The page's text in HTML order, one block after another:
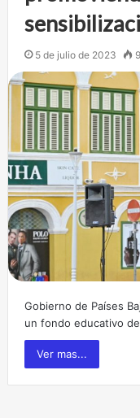
5 de julio de 2023
Gobierno de Países
un fondo educativo
Ver mas...